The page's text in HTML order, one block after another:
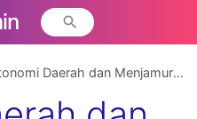
Daerah dan Menjamurnya Korupsi di Daerah